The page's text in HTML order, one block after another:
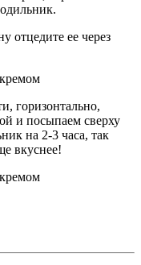
отцедите ее через
горизонтально,
и посыпаем сверху
на 2-3 часа, так
вкуснее!